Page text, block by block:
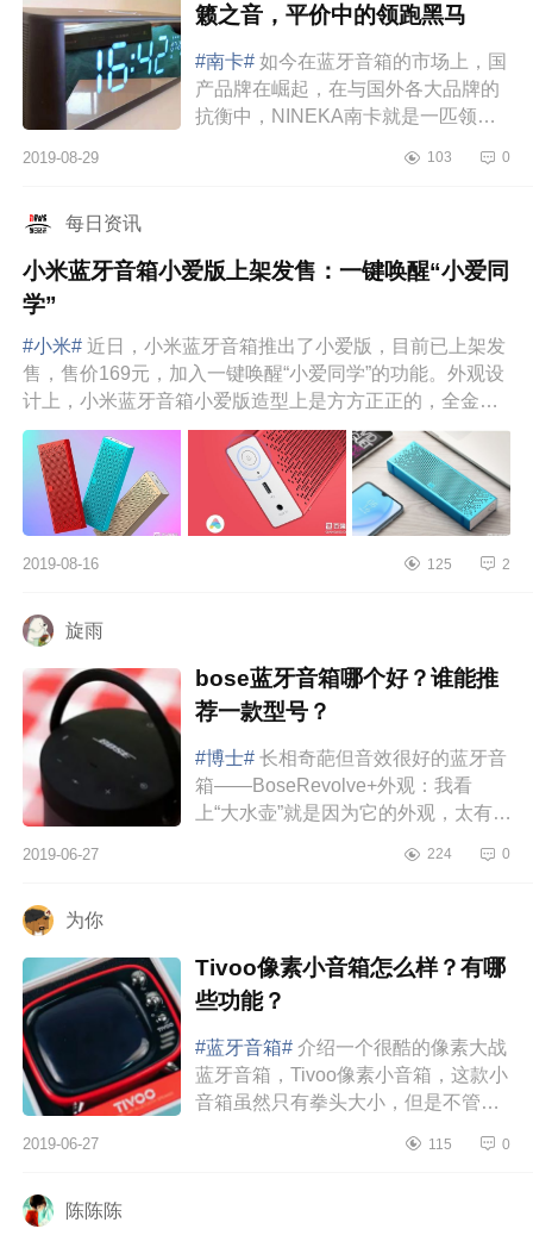
籁之音，平价中的领跑黑马
#南卡# 如今在蓝牙音箱的市场上，国
产品牌在崛起，在与国外各大品牌的
抗衡中，NINEKA南卡就是一匹领跑
价比的产品，成为行业中的佼佼者。
2019-08-29 103 0
每日资讯
小米蓝牙音箱小爱版上架发售：一键唤醒“小爱同
学”
#小米# 近日，小米蓝牙音箱推出了小爱版，目前已上架发
售，售价169元，加入一键唤醒“小爱同学”的功能。外观设
计上，小米蓝牙音箱小爱版造型上是方方正正的，全金属
机身，有红、蓝...
2019-08-16 125 2
旋雨
bose蓝牙音箱哪个好？谁能推
荐一款型号？
#博士# 长相奇葩但音效很好的蓝牙音
箱——BoseRevolve+外观：我看
上“大水壶”就是因为它的外观，太有创
玩多了，长得真像一个水壶那样...
2019-06-27 224 0
为你
Tivoo像素小音箱怎么样？有哪
些功能？
#蓝牙音箱# 介绍一个很酷的像素大战
蓝牙音箱，Tivoo像素小音箱，这款小
音箱虽然只有拳头大小，但是不管怎
所以莫名还有点萌，试用了一下，
2019-06-27 115 0
陈陈陈